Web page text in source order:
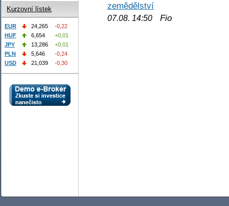
zemědělství
07.08. 14:50 Fio
Kurzovní lístek
EUR 24,265
-0,22
HUF
6,654
+0,01
JPY
13,286
+0,01
PLN
5,646
-0,24
USD
21,039 -0,30